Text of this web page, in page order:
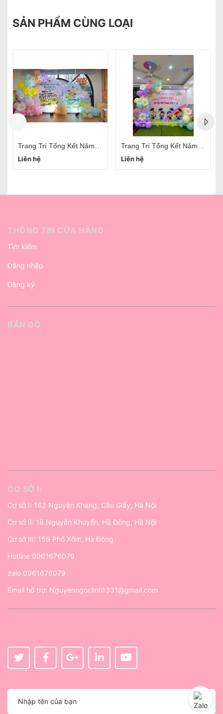
SẢN PHẨM CÙNG LOẠI
Liên hệ
Dịch Vụ Trang Trí Tổng Kết Năm Học Cho Bé Tiểu Học
Liên hệ
THÔNG TIN CỬA HÀNG
Tìm kiếm
Đăng nhập
Đăng ký
BẢN ĐỒ
CƠ SỞ I:
Cơ sở I: 163 Nguyễn Khang, Cầu Giấy, Hà Nội
Cơ sở II: 18 Nguyễn Khuyến, Hà Đông, Hà Nội
Cơ sở III: 159 Phố Xốm, Hà Đông
Hotline 0961676079
zalo 0961676079
Email hỗ trợ: Nguyenngoclinh1331@gmail.com